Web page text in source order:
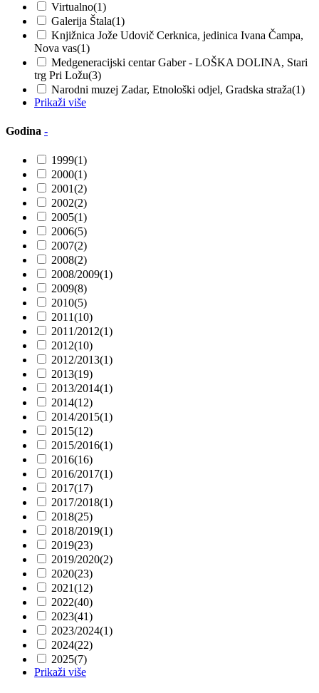
Virtualno(1)
Galerija Štala(1)
Knjižnica Jože Udovič Cerknica, jedinica Ivana Čampa,
Nova vas(1)
Medgeneracijski centar Gaber - LOŠKA DOLINA, Stari
trg Pri Ložu(3)
Narodni muzej Zadar, Etnološki odjel, Gradska straža(1)
Prikaži više
Godina -
1999(1)
2000(1)
2001(2)
2002(2)
2005(1)
2006(5)
2007(2)
2008(2)
2008/2009(1)
2009(8)
2010(5)
2011(10)
2011/2012(1)
2012(10)
2012/2013(1)
2013(19)
2013/2014(1)
2014(12)
2014/2015(1)
2015(12)
2015/2016(1)
2016(16)
2016/2017(1)
2017(17)
2017/2018(1)
2018(25)
2018/2019(1)
2019(23)
2019/2020(2)
2020(23)
2021(12)
2022(40)
2023(41)
2023/2024(1)
2024(22)
2025(7)
Prikaži više